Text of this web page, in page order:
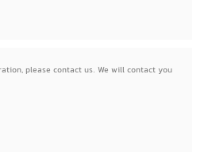
please contact us. We will contact you